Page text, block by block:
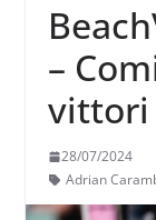
–
vittori
Alex
28/07/2024
Adrian